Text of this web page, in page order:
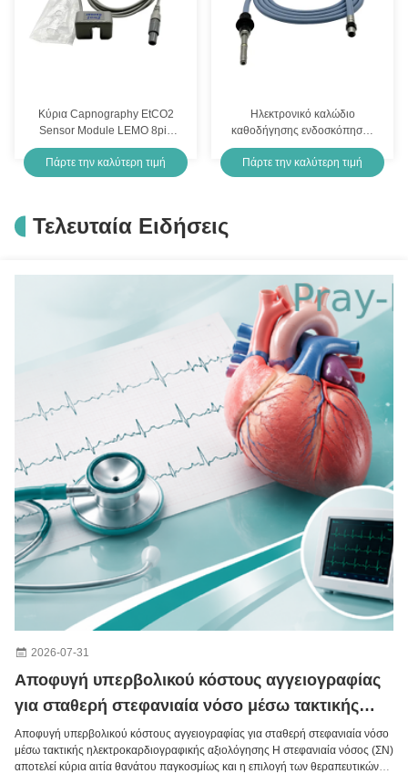
Κύρια Capnography EtCO2
Sensor Module LEMO 8pin
60 βαθμών BA210 GRAY
TPU Jacket
Πάρτε την καλύτερη τιμή
Ηλεκτρονικό καλώδιο
καθοδήγησης ενδοσκόπησης
για το Storz Wolf Olympus
Πάρτε την καλύτερη τιμή
Τελευταία Ειδήσεις
2026-07-31
Αποφυγή υπερβολικού κόστους αγγειογραφίας
για σταθερή στεφανιαία νόσο μέσω τακτικής
αξιολόγησης με ηλεκτροκαρδιογράφημα
Αποφυγή υπερβολικού κόστους αγγειογραφίας για σταθερή στεφανιαία νόσο
μέσω τακτικής ηλεκτροκαρδιογραφικής αξιολόγησης Η στεφανιαία νόσος (ΣΝ)
αποτελεί κύρια αιτία θανάτου παγκοσμίως και η επιλογή των θεραπευτικών